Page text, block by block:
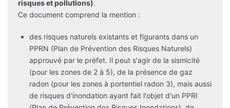
risques et pollutions).
Ce document comprend la mention :
des risques naturels existants et figurants dans un
PPRN (Plan de Prévention des Risques Naturels)
approuvé par le préfet. Il peut s'agir de la sismicité
(pour les zones de 2 à 5), de la présence de gaz
radon (pour les zones à portentiel radon 3), mais aussi
de risques d'inondation ayant fait l'objet d'un PPRI